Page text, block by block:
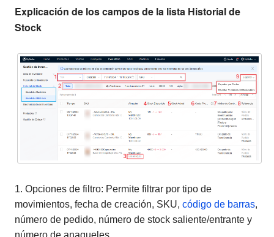
Explicación de los campos de la lista Historial de
Stock
1. Opciones de filtro: Permite filtrar por tipo de
movimientos, fecha de creación, SKU, código de barras,
número de pedido, número de stock saliente/entrante y
número de anaqueles.